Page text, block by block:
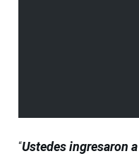
“Ustedes ingresaron